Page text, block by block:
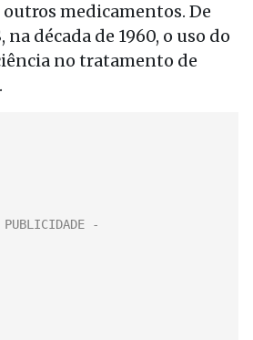
medicamentos. De
na década de 1960, o uso do
no tratamento de